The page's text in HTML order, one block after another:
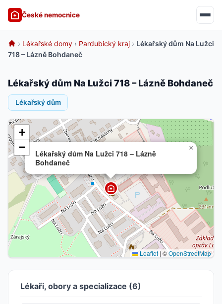
České nemocnice
› Lékařské domy › Pardubický kraj › Lékařský dům Na Lužci
718 – Lázně Bohdaneč
Lékařský dům Na Lužci 718 – Lázně Bohdaneč
Lékařský dům
Lékařský dům Na Lužci 718 – Lázně
Bohdaneč
×
+
−
Leaflet | ©OpenStreetMap
Lékaři, obory a specializace (6)